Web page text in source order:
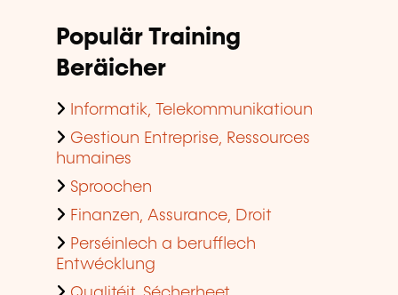
Populär Training
Beräicher
Informatik, Telekommunikatioun
Gestioun Entreprise, Ressources
humaines
Sproochen
Finanzen, Assurance, Droit
Perséinlech a berufflech
Entwécklung